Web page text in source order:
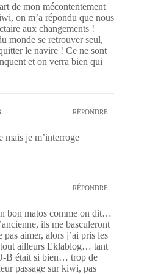
de mon mécontentement
on m’a répondu que nous
aux changements !
monde se retrouver seul,
le navire ! Ce ne sont
et on verra bien qui
RÉPONDRE
mais je m’interroge
RÉPONDRE
bon matos comme on dit…
ils me basculeront
aimer, alors j’ai pris les
tout ailleurs Eklablog… tant
B était si bien… trop de
passage sur kiwi, pas